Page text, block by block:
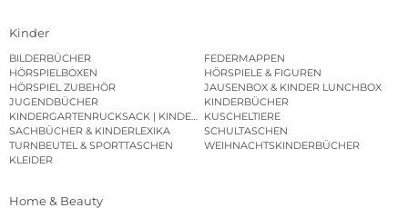
Kinder
BILDERBÜCHER
FEDERMAPPEN
HÖRSPIELBOXEN
HÖRSPIELE & FIGUREN
HÖRSPIEL ZUBEHÖR
JAUSENBOX & KINDER LUNCHBOX
JUGENDBÜCHER
KINDERBÜCHER
KINDERGARTENRUCKSACK | KINDERGARTENBEUTEL
KUSCHELTIERE
SACHBÜCHER & KINDERLEXIKA
SCHULTASCHEN
TURNBEUTEL & SPORTTASCHEN
WEIHNACHTSKINDERBÜCHER
KLEIDER
Home & Beauty